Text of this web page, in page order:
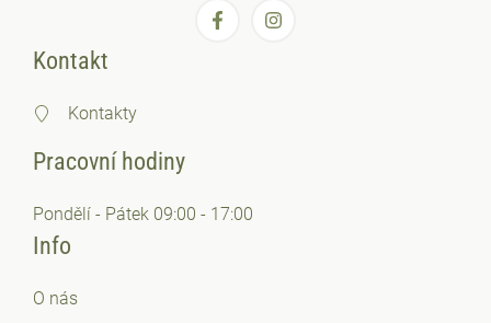
Kontakt
Kontakty
Pracovní hodiny
Pondělí - Pátek 09:00 - 17:00
Info
O nás